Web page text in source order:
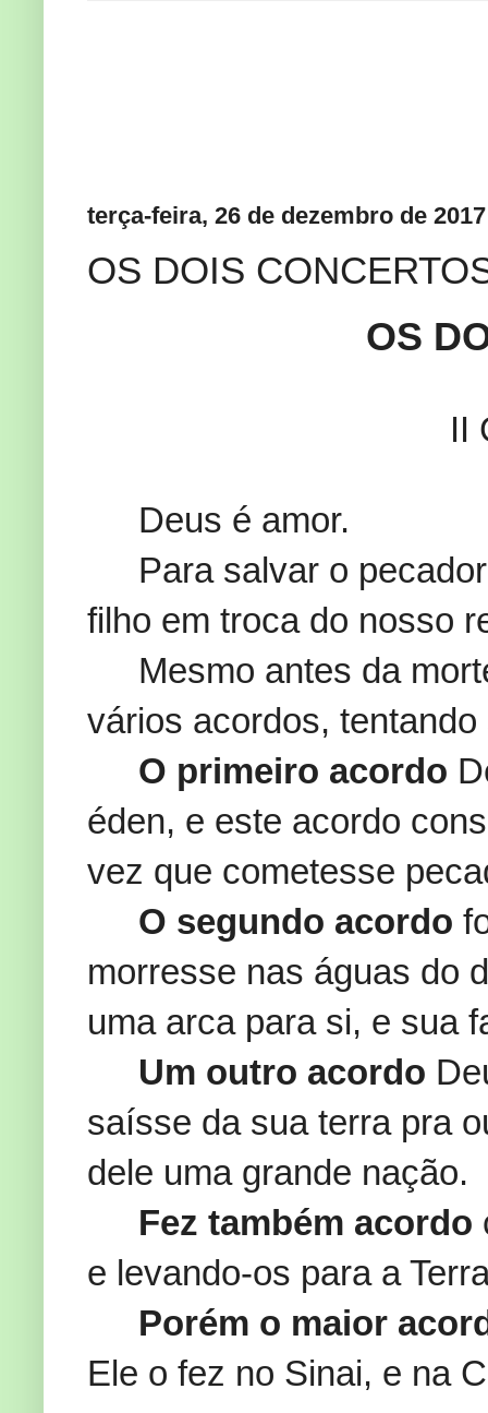
terça-feira, 26 de dezembro de 2017
OS DOIS
OS
II
Deus é amor.
Para salvar o
filho em troca do nosso
Mesmo antes da
vários acordos,
O primeiro acordo
éden, e este acordo
vez que cometesse
O segundo acordo
morresse nas águas do
uma arca para si, e sua
Um outro acordo
saísse da sua terra pra
dele uma grande nação.
Fez também acordo
e levando-os para a
Porém o maior
Ele o fez no Sinai, e na